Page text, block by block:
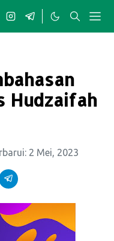
Hudzaifah
2 Mei, 2023